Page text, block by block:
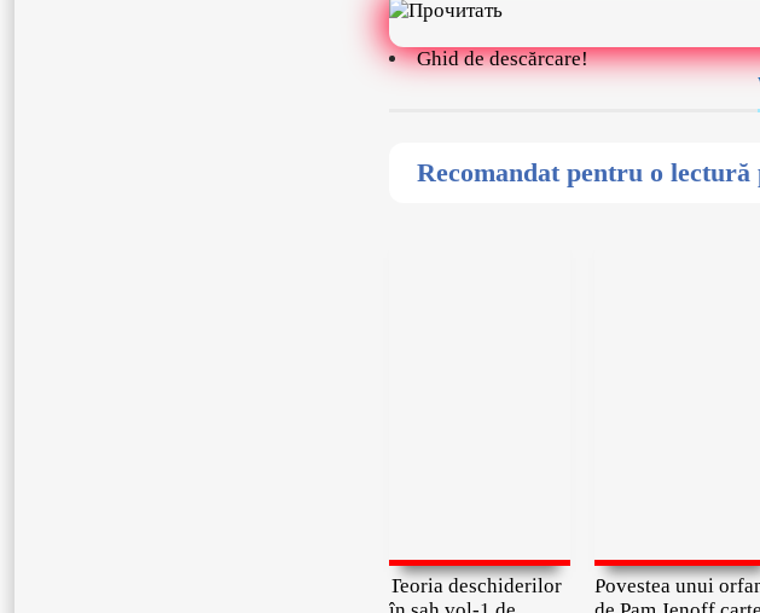
Ghid de descărcare!
Recomandat pentru o
Teoria deschiderilor
Povestea unui